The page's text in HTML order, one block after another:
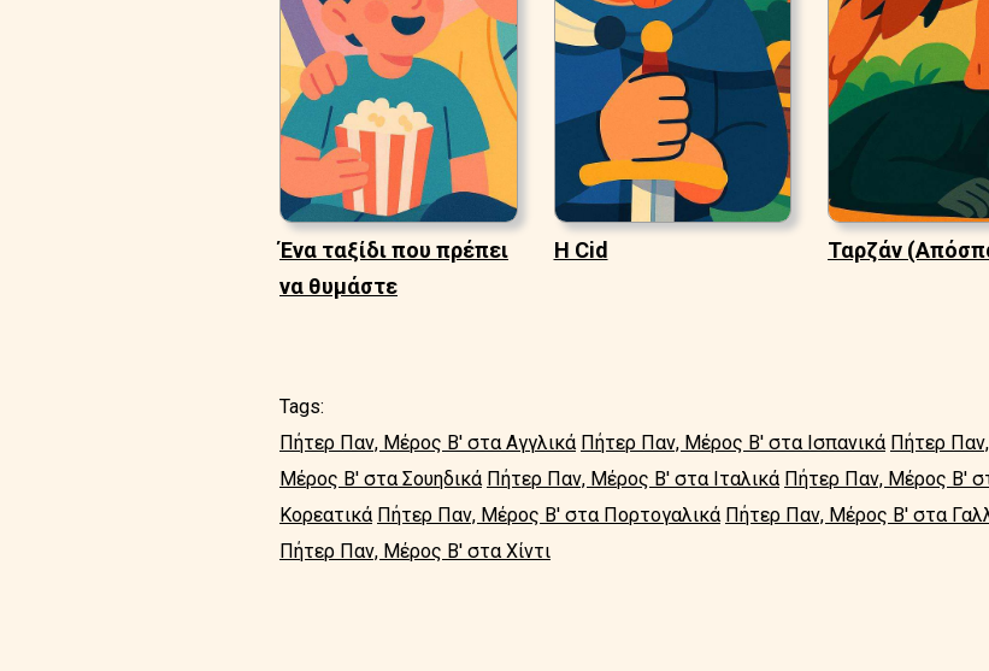
Ένα ταξίδι που πρέπει
να θυμάστε
Η Cid Ταρζάν
Tags:
Πήτερ Παν, Μέρος Β' στα Αγγλικά Πήτερ Παν, Μέρος Β' στα Ισπανικά Πήτερ
Μέρος Β' στα Σουηδικά Πήτερ Παν, Μέρος Β' στα Ιταλικά Πήτερ Παν, Μέρος Β'
Κορεατικά Πήτερ Παν, Μέρος Β' στα Πορτογαλικά Πήτερ Παν, Μέρος Β' στα
Πήτερ Παν, Μέρος Β' στα Χίντι